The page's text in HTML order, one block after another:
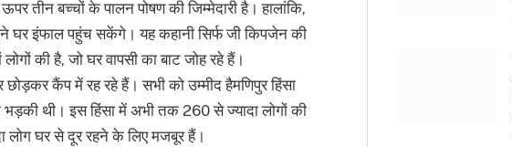
बच्चों के पालन पोषण की जिम्मेदारी है। हालांकि,
घर इंफाल पहुंच सकेंगे। यह कहानी सिर्फ जी किपजेन की
की है, जो घर वापसी का बाट जोह रहे हैं।
कैंप में रह रहे हैं। सभी को उम्मीद हैमणिपुर हिंसा
थी। इस हिंसा में अभी तक 260 से ज्यादा लोगों की
घर से दूर रहने के लिए मजबूर हैं।